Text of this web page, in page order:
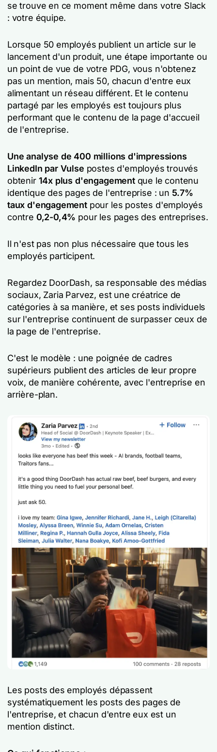
se trouve en ce moment même dans votre Slack
: votre équipe.
Lorsque 50 employés publient un article sur le
lancement d'un produit, une étape importante ou
un point de vue de votre PDG, vous n'obtenez
pas un mention, mais 50, chacun d'entre eux
alimentant un réseau différent. Et le contenu
partagé par les employés est toujours plus
performant que le contenu de la page d'accueil
de l'entreprise.
Une analyse de 400 millions d'impressions
LinkedIn par Vulse postes d'employés trouvés
obtenir 14x plus d'engagementque le contenu
identique des pages de l'entreprise : un 5.7%
taux d'engagementpour les postes d'employés
contre 0,2-0,4% pour les pages des entreprises.
Il n'est pas non plus nécessaire que tous les
employés participent.
Regardez DoorDash, sa responsable des médias
sociaux, Zaria Parvez, est une créatrice de
catégories à sa manière, et ses posts individuels
sur l'entreprise continuent de surpasser ceux de
la page de l'entreprise.
C'est le modèle : une poignée de cadres
supérieurs publient des articles de leur propre
voix, de manière cohérente, avec l'entreprise en
arrière-plan.
Les posts des employés dépassent
systématiquement les posts des pages de
l'entreprise, et chacun d'entre eux est un
mention distinct.